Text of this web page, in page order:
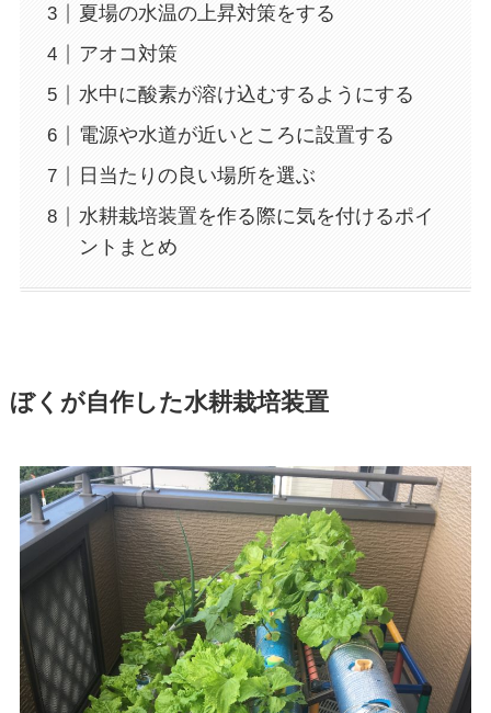
夏場の水温の上昇対策をする
アオコ対策
水中に酸素が溶け込むするようにする
電源や水道が近いところに設置する
日当たりの良い場所を選ぶ
水耕栽培装置を作る際に気を付けるポイ
ントまとめ
ぼくが自作した水耕栽培装置